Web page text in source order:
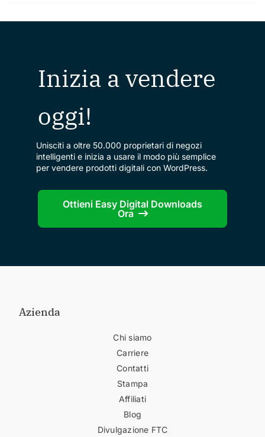
Inizia a vendere
oggi!
Unisciti a oltre 50.000 proprietari di negozi
intelligenti e inizia a usare il modo più semplice
per vendere prodotti digitali con WordPress.
Ottieni Easy Digital Downloads
Ora
Azienda
Chi siamo
Carriere
Contatti
Stampa
Affiliati
Blog
Divulgazione FTC